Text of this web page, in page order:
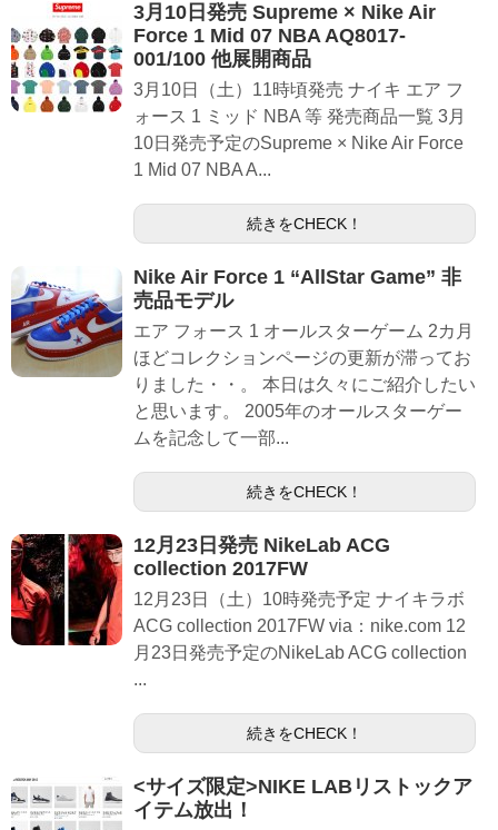
3月10日発売 Supreme × Nike Air
Force 1 Mid 07 NBA AQ8017-
001/100 他展開商品
3月10日（土）11時頃発売 ナイキ エア フ
ォース 1 ミッド NBA 等 発売商品一覧 3月
10日発売予定のSupreme × Nike Air Force
1 Mid 07 NBA A...
続きをCHECK！
Nike Air Force 1 “AllStar Game” 非
売品モデル
エア フォース 1 オールスターゲーム 2カ月
ほどコレクションページの更新が滞ってお
りました・・。 本日は久々にご紹介したい
と思います。 2005年のオールスターゲー
ムを記念して一部...
続きをCHECK！
12月23日発売 NikeLab ACG
collection 2017FW
12月23日（土）10時発売予定 ナイキラボ
ACG collection 2017FW via：nike.com 12
月23日発売予定のNikeLab ACG collection
...
続きをCHECK！
<サイズ限定>NIKE LABリストックア
イテム放出！